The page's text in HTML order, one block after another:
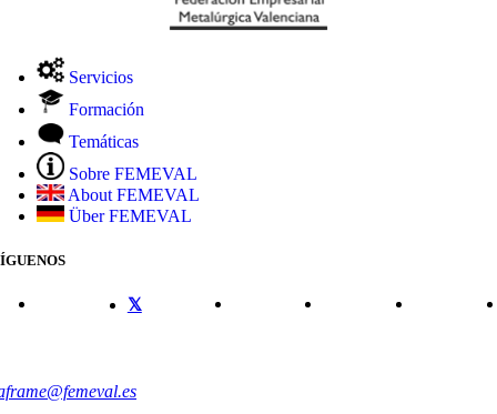
Servicios
Formación
Temáticas
Sobre FEMEVAL
About FEMEVAL
Über FEMEVAL